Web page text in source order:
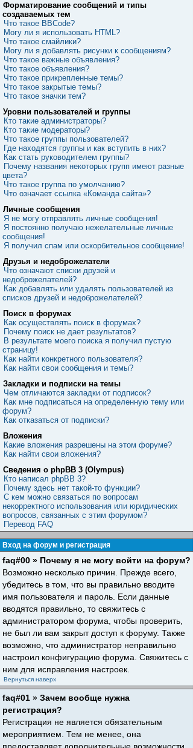
Форматирование сообщений и типы
создаваемых тем
Что такое BBCode?
Могу ли я использовать HTML?
Что такое смайлики?
Могу ли я добавлять рисунки к сообщениям?
Что такое важные объявления?
Что такое объявления?
Что такое прикрепленные темы?
Что такое закрытые темы?
Что такое значки тем?
Уровни пользователей и группы
Кто такие администраторы?
Кто такие модераторы?
Что такое группы пользователей?
Где находятся группы и как вступить в них?
Как стать руководителем группы?
Почему названия некоторых групп имеют разные
цвета?
Что такое группа по умолчанию?
Что означает ссылка «Команда сайта»?
Личные сообщения
Я не могу отправлять личные сообщения!
Я постоянно получаю нежелательные личные
сообщения!
Я получил спам или оскорбительное сообщение!
Друзья и недоброжелатели
Что означают списки друзей и
недоброжелателей?
Как добавлять или удалять пользователей из
списков друзей и недоброжелателей?
Поиск в форумах
Как осуществлять поиск в форумах?
Почему поиск не дает результатов?
В результате моего поиска я получил пустую
страницу!
Как найти конкретного пользователя?
Как найти свои сообщения и темы?
Закладки и подписки на темы
Чем отличаются закладки от подписок?
Как мне подписаться на определенную тему или
форум?
Как отказаться от подписки?
Вложения
Какие вложения разрешены на этом форуме?
Как найти свои вложения?
Сведения о phpBB 3 (Olympus)
Кто написал phpBB 3?
Почему здесь нет такой-то функции?
С кем можно связаться по вопросам
некорректного использования или юридических
вопросов, связанных с этим форумом?
Перевод FAQ
Вход на форум и регистрация
faq#00 » Почему я не могу войти на форум?
Возможно несколько причин. Прежде всего,
убедитесь в том, что вы правильно вводите
имя пользователя и пароль. Если данные
вводятся правильно, то свяжитесь с
администратором форума, чтобы проверить,
не был ли вам закрыт доступ к форуму. Также
возможно, что администратор неправильно
настроил конфигурацию форума. Свяжитесь с
ним для исправления настроек.
Вернуться наверх
faq#01 » Зачем вообще нужна
регистрация?
Регистрация не является обязательным
мероприятием. Тем не менее, она